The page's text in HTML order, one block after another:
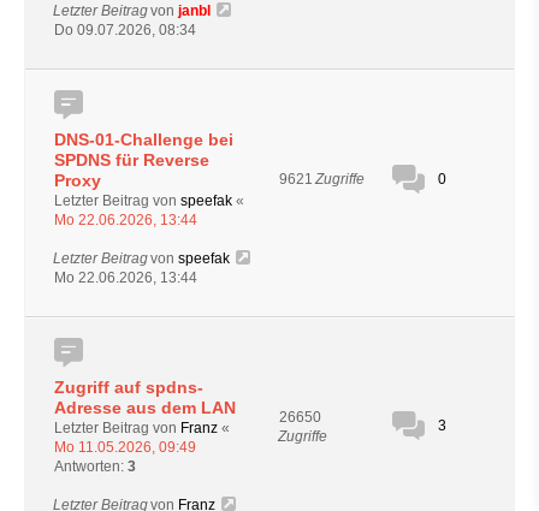
Letzter Beitragvon janbl
Do 09.07.2026, 08:34
DNS-01-Challenge bei
SPDNS für Reverse
Proxy
Letzter Beitrag von speefak «
Mo 22.06.2026, 13:44
9621Zugriffe 0
Letzter Beitragvon speefak
Mo 22.06.2026, 13:44
Zugriff auf spdns-
Adresse aus dem LAN
Letzter Beitrag von Franz «
Mo 11.05.2026, 09:49
Antworten: 3
26650
Zugriffe
3
Letzter Beitragvon Franz